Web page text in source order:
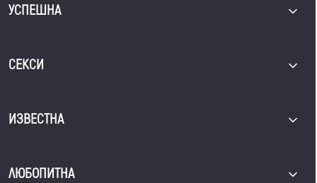
УСПЕШНА
СЕКСИ
ИЗВЕСТНА
ЛЮБОПИТНА